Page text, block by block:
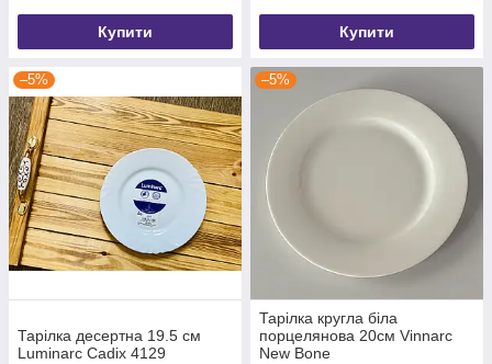
Купити Купити
–5%
Тарілка десертна 19.5 см
Luminarc Cadix 4129
–5%
Тарілка кругла біла
порцелянова 20см Vinnarc
New Bone